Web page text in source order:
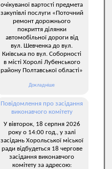
очікуваної вартості предмета
закупівлі послуги «Поточний
ремонт дорожнього
покриття ділянки
автомобільної дороги від
вул. Шевченка до вул.
Київська по вул. Соборності
в місті Хоролі Лубенського
району Полтавської області»
Докладніше
Повідомлення про засідання
виконавчого комітету
У вівторок, 18 серпня 2026
року о 14:00 год., у залі
засідань Хорольської міської
ради відбудеться 18 чергове
засідання виконавчого
комітету за адресою: